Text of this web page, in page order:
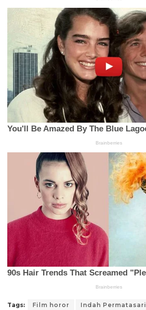
Tags: Film horor Indah Permatasari